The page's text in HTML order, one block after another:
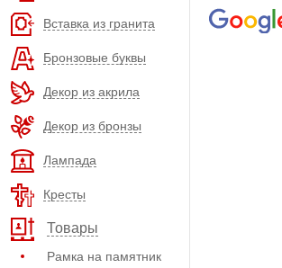
Вставка из гранита
Бронзовые буквы
Декор из акрила
Декор из бронзы
Лампада
Кресты
Товары
Рамка на памятник